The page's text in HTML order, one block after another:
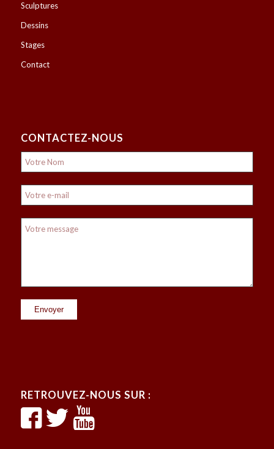
Sculptures
Dessins
Stages
Contact
CONTACTEZ-NOUS
RETROUVEZ-NOUS SUR :